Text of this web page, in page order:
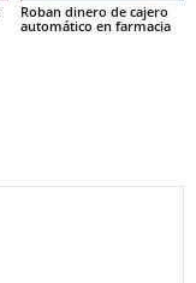
Roban dinero de cajero
automático en farmacia